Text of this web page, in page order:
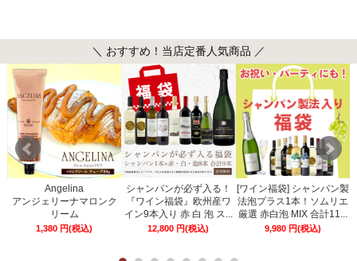
＼ おすすめ！当店定番人気商品 ／
Angelina
アンジェリーナマロンク
リーム
1,380 円(税込)
シャンパンが必ず入る！
『ワイン福袋』欧州産ワ
イン9本入り 赤 白 泡 ス...
12,800 円(税込)
[ワイン福袋] シャンパン製
法泡プラス1本！ソムリエ
厳選 赤白泡 MIX 合計11...
9,980円(税込)